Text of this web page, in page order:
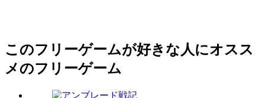
このフリーゲームが好きな人にオスス
メのフリーゲーム